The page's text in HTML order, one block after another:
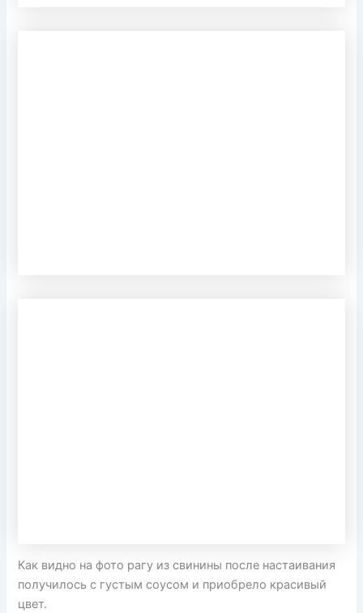
Как видно на фото рагу из свинины после настаивания
получилось с густым соусом и приобрело красивый
цвет.